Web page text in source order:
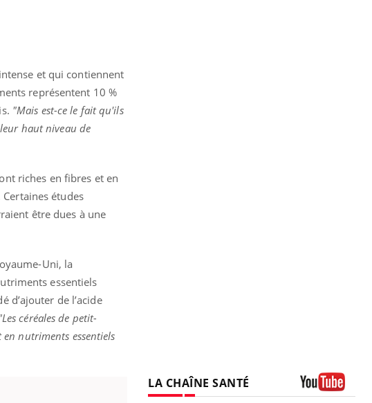
et qui contiennent
représentent 10 %
"Mais est-ce le fait qu'ils
haut niveau de
riches en fibres et en
études
être dues à une
Uni, la
essentiels
d’ajouter de l’acide
céréales de petit-
nutriments essentiels
LA CHAÎNE SANTÉ